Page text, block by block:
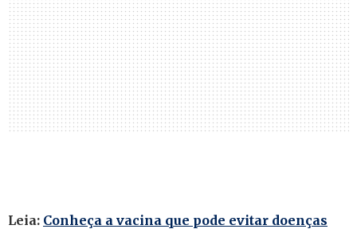
Leia: Conheça a vacina que pode evitar doenças